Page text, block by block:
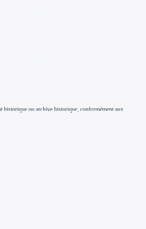
historique ou archive historique, conformément aux